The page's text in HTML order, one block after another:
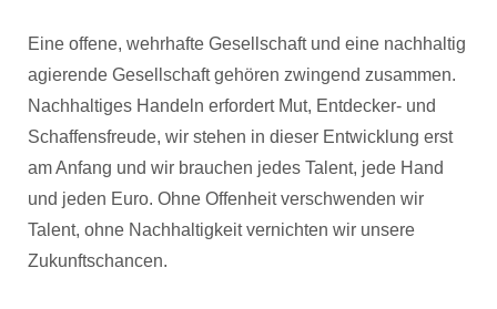
Eine offene, wehrhafte Gesellschaft und eine nachhaltig
agierende Gesellschaft gehören zwingend zusammen.
Nachhaltiges Handeln erfordert Mut, Entdecker- und
Schaffensfreude, wir stehen in dieser Entwicklung erst
am Anfang und wir brauchen jedes Talent, jede Hand
und jeden Euro. Ohne Offenheit verschwenden wir
Talent, ohne Nachhaltigkeit vernichten wir unsere
Zukunftschancen.